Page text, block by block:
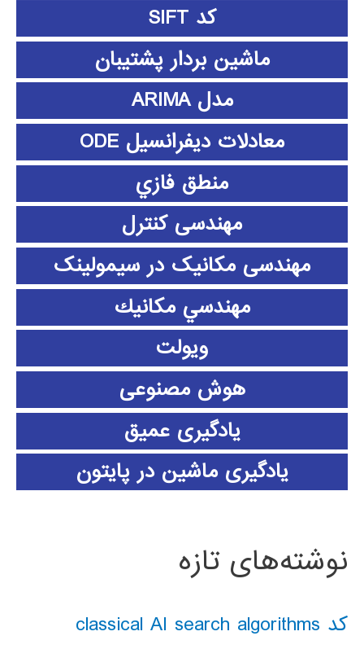
کد SIFT
ماشین بردار پشتیبان
مدل ARIMA
معادلات دیفرانسیل ODE
منطق فازي
مهندسی کنترل
مهندسی مکانیک در سیمولینک
مهندسي مكانيك
ویولت
هوش مصنوعی
یادگیری عمیق
یادگیری ماشین در پایتون
نوشته‌های تازه
کد classical AI search algorithms